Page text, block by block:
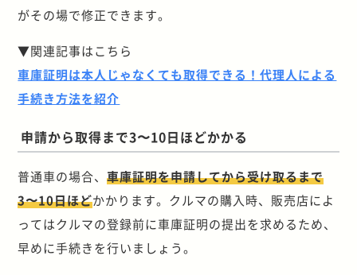
がその場で修正できます。
▼関連記事はこちら
車庫証明は本人じゃなくても取得できる！代理人による
手続き方法を紹介
申請から取得まで3〜10日ほどかかる
普通車の場合、車庫証明を申請してから受け取るまで
3〜10日ほどかかります。クルマの購入時、販売店によ
ってはクルマの登録前に車庫証明の提出を求めるため、
早めに手続きを行いましょう。